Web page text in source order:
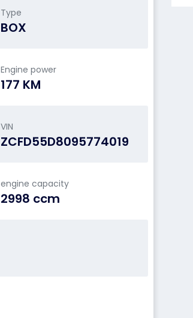
Type
BOX
Engine power
177 KM
VIN
ZCFD55D8095774019
engine capacity
2998 ccm